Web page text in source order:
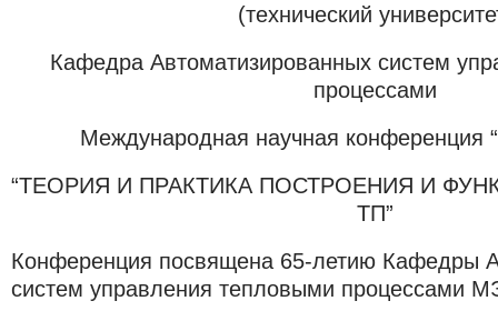
(технический
Кафедра Автоматизированных систем
процессами
Международная научная конференция “
“ТЕОРИЯ И ПРАКТИКА ПОСТРОЕНИЯ И
ТП”
Конференция посвящена 65-летию Кафедры
систем управления тепловыми процессами